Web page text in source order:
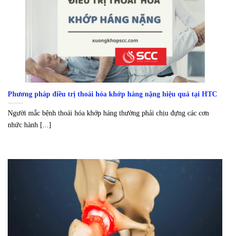
Phương pháp điều trị thoái hóa khớp háng nặng hiệu quả tại HTC
Người mắc bệnh thoái hóa khớp háng thường phải chịu đựng các cơn
nhức hành [...]